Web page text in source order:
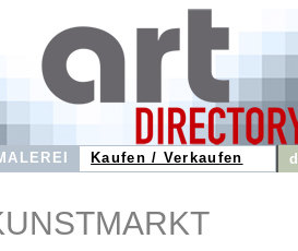
Kaufen / Verkaufen